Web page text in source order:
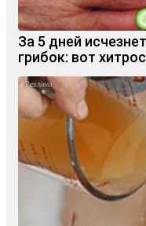
За 5 дней
грибок: вот